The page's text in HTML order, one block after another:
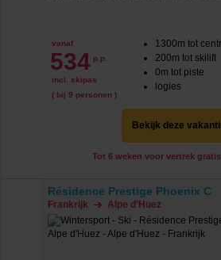
vanaf
534 p.p.
incl. skipas
( bij 9 personen )
1300m tot
200m tot skilift
0m tot piste
logies
Bekijk deze
Tot 6 weken voor vertrek
Résidence Prestige Phoenix C
Frankrijk Alpe d'Huez